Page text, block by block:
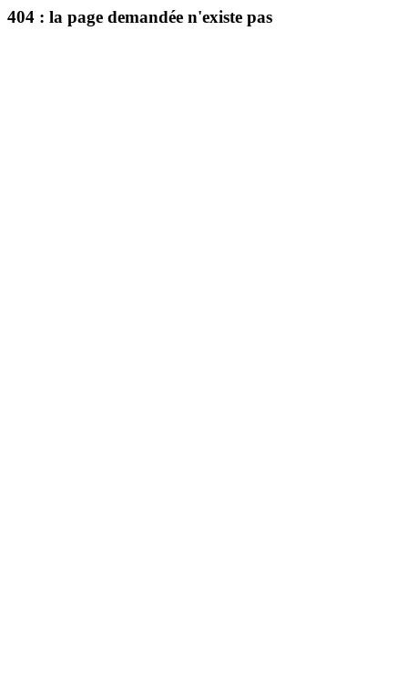
404 : la page demandée n'existe pas